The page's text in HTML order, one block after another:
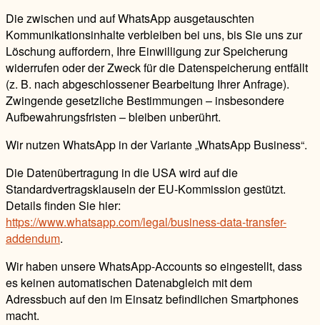
Die zwischen und auf WhatsApp ausgetauschten
Kommunikationsinhalte verbleiben bei uns, bis Sie uns zur
Löschung auffordern, Ihre Einwilligung zur Speicherung
widerrufen oder der Zweck für die Datenspeicherung entfällt
(z. B. nach abgeschlossener Bearbeitung Ihrer Anfrage).
Zwingende gesetzliche Bestimmungen – insbesondere
Aufbewahrungsfristen – bleiben unberührt.
Wir nutzen WhatsApp in der Variante „WhatsApp Business“.
Die Datenübertragung in die USA wird auf die
Standardvertragsklauseln der EU-Kommission gestützt.
Details finden Sie hier:
https://www.whatsapp.com/legal/business-data-transfer-
addendum.
Wir haben unsere WhatsApp-Accounts so eingestellt, dass
es keinen automatischen Datenabgleich mit dem
Adressbuch auf den im Einsatz befindlichen Smartphones
macht.